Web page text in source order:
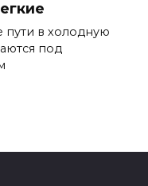
пути в холодную
под